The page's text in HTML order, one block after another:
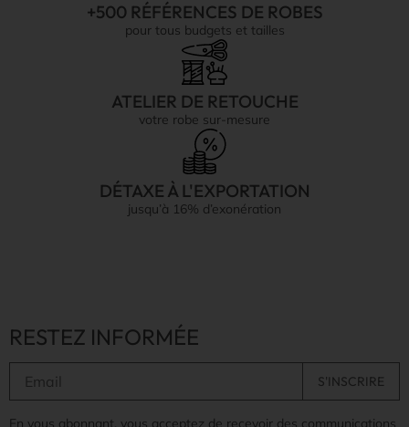
+500 RÉFÉRENCES DE ROBES
pour tous budgets et tailles
ATELIER DE RETOUCHE
votre robe sur-mesure
DÉTAXE À L'EXPORTATION
jusqu’à 16% d’exonération
RESTEZ INFORMÉE
En vous abonnant, vous acceptez de recevoir des communications